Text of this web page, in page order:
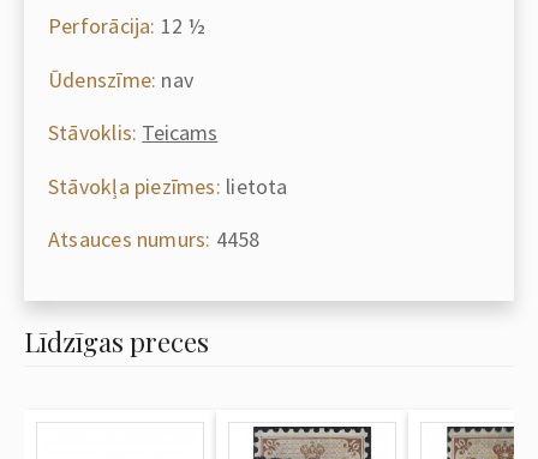
Perforācija: 12 ½
Ūdenszīme: nav
Stāvoklis: Teicams
Stāvokļa piezīmes: lietota
Atsauces numurs: 4458
Līdzīgas preces